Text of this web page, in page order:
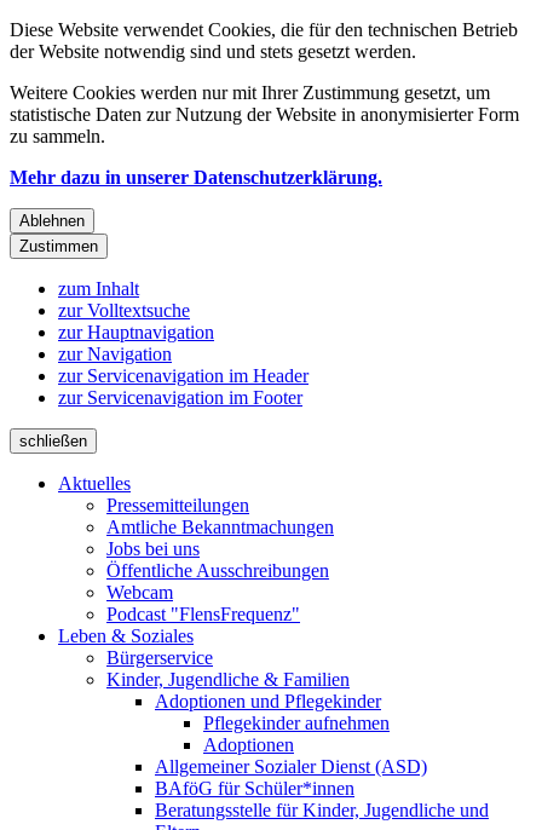
Diese Website verwendet Cookies, die für den technischen Betrieb
der Website notwendig sind und stets gesetzt werden.
Weitere Cookies werden nur mit Ihrer Zustimmung gesetzt, um
statistische Daten zur Nutzung der Website in anonymisierter Form
zu sammeln.
Mehr dazu in unserer Datenschutzerklärung.
Ablehnen
Zustimmen
zum Inhalt
zur Volltextsuche
zur Hauptnavigation
zur Navigation
zur Servicenavigation im Header
zur Servicenavigation im Footer
schließen
Aktuelles
Pressemitteilungen
Amtliche Bekanntmachungen
Jobs bei uns
Öffentliche Ausschreibungen
Webcam
Podcast "FlensFrequenz"
Leben & Soziales
Bürgerservice
Kinder, Jugendliche & Familien
Adoptionen und Pflegekinder
Pflegekinder aufnehmen
Adoptionen
Allgemeiner Sozialer Dienst (ASD)
BAföG für Schüler*innen
Beratungsstelle für Kinder, Jugendliche und